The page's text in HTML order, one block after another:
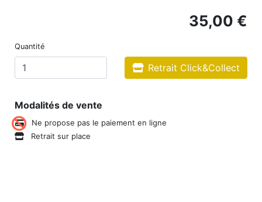
35,00 €
Quantité
Retrait Click&Collect
Modalités de vente
Ne propose pas le paiement en ligne
Retrait sur place